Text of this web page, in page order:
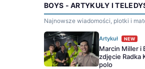
BOYS - ARTYKUŁY I
Najnowsze wiadomości, plotki i
Artykuł NEW
Marcin Miller i
zdjęcie Radka
polo